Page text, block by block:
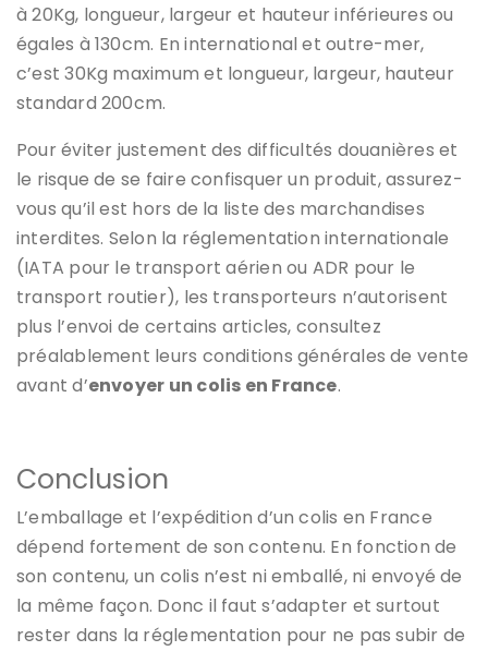
à 20Kg, longueur, largeur et hauteur inférieures ou
égales à 130cm. En international et outre-mer,
c’est 30Kg maximum et longueur, largeur, hauteur
standard 200cm.
Pour éviter justement des difficultés douanières et
le risque de se faire confisquer un produit, assurez-
vous qu’il est hors de la liste des marchandises
interdites. Selon la réglementation internationale
(IATA pour le transport aérien ou ADR pour le
transport routier), les transporteurs n’autorisent
plus l’envoi de certains articles, consultez
préalablement leurs conditions générales de vente
avant d’envoyer un colis en France.
Conclusion
L’emballage et l’expédition d’un colis en France
dépend fortement de son contenu. En fonction de
son contenu, un colis n’est ni emballé, ni envoyé de
la même façon. Donc il faut s’adapter et surtout
rester dans la réglementation pour ne pas subir de